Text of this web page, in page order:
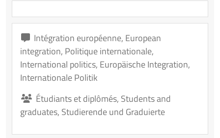
Intégration européenne, European
integration, Politique internationale,
International politics, Europäische Integration,
Internationale Politik
Étudiants et diplômés, Students and
graduates, Studierende und Graduierte